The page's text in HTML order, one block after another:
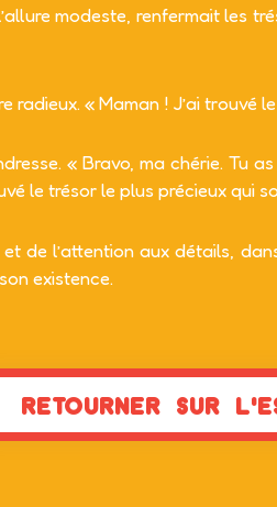
modeste, renfermait les
radieux. « Maman ! J’ai trouvé
« Bravo, ma chérie. Tu
le trésor le plus précieux qui
de l’attention aux détails,
existence.
RETOURNER SUR